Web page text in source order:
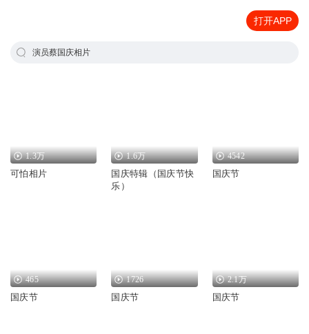
打开APP
演员蔡国庆相片
1.3万
可怕相片
1.6万
国庆特辑（国庆节快
乐）
4542
国庆节
465
国庆节
1726
国庆节
2.1万
国庆节